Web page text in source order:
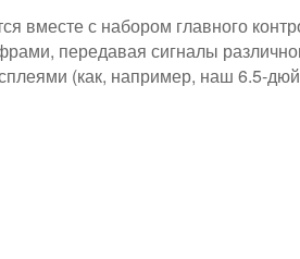
вместе с набором главного
передавая сигналы
(как, например, наш 6.5-